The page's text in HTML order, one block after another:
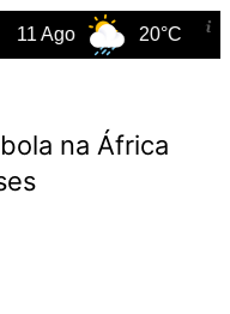
Ago 20°C
na África